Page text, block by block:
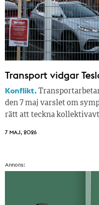
Transport vidgar
Konflikt.
den 7 maj varslet om
rätt att teckna
7 MAJ, 2026
Annons: